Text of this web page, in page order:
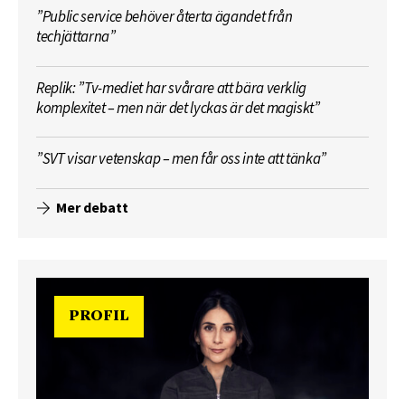
”Public service behöver återta ägandet från
techjättarna”
Replik: ”Tv-mediet har svårare att bära verklig
komplexitet – men när det lyckas är det magiskt”
”SVT visar vetenskap – men får oss inte att tänka”
Mer debatt
PROFIL